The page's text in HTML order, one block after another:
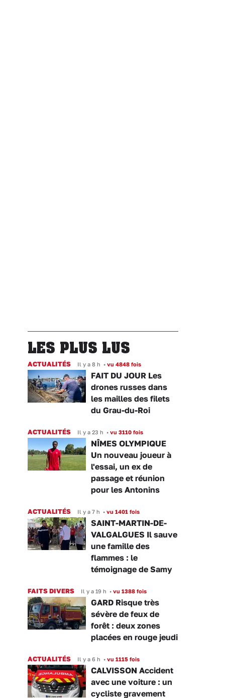
LES PLUS LUS
ACTUALITÉS Il y a 8 h • vu 4848 fois
FAIT DU JOUR Les
drones russes dans
les mailles des filets
du Grau-du-Roi
ACTUALITÉS Il y a 23 h • vu 3110 fois
NÎMES OLYMPIQUE
Un nouveau joueur à
l'essai, un ex de
passage et réunion
pour les Antonins
ACTUALITÉS Il y a 7 h • vu 1401 fois
SAINT-MARTIN-DE-
VALGALGUES Il sauve
une famille des
flammes : le
témoignage de Samy
FAITS DIVERS Il y a 19 h • vu 1388 fois
GARD Risque très
sévère de feux de
forêt : deux zones
placées en rouge jeudi
ACTUALITÉS Il y a 6 h • vu 1115 fois
CALVISSON Accident
avec une voiture : un
cycliste gravement